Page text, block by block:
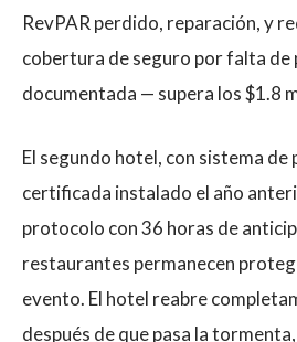
RevPAR perdido, reparación, y
cobertura de seguro por falta de
documentada — supera los $1.8
El segundo hotel, con sistema de
certificada instalado el año
protocolo con 36 horas de
restaurantes permanecen
evento. El hotel reabre
después de que pasa la